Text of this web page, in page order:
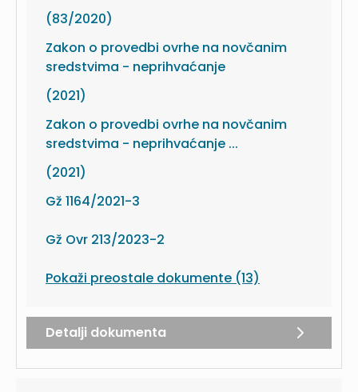
(83/2020)
Zakon o provedbi ovrhe na novčanim
sredstvima - neprihvaćanje
(2021)
Zakon o provedbi ovrhe na novčanim
sredstvima - neprihvaćanje ...
(2021)
Gž 1164/2021-3
Gž Ovr 213/2023-2
Pokaži preostale dokumente (13)
Detalji dokumenta